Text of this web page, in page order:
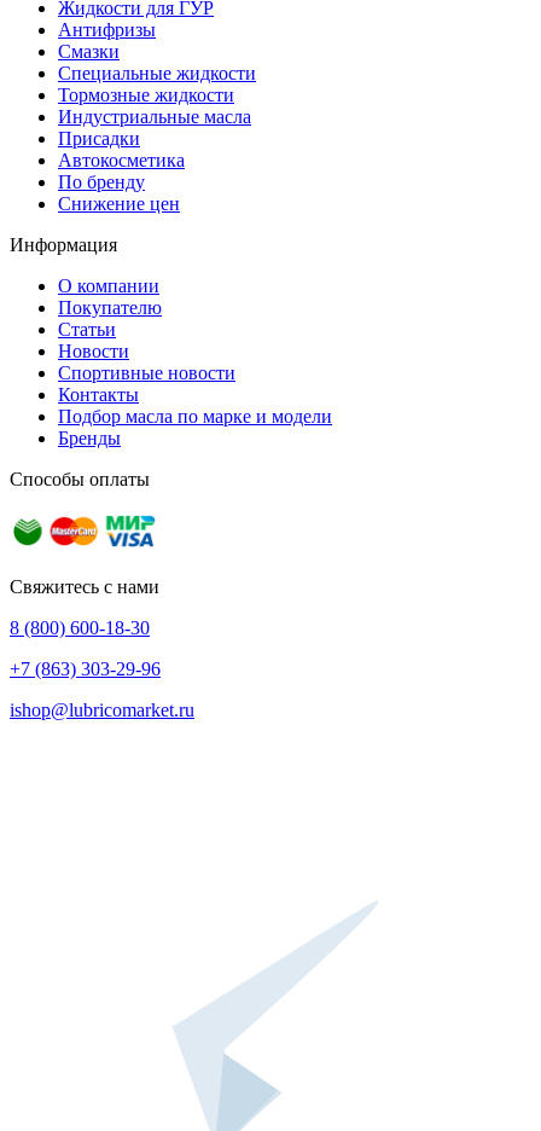
Жидкости для ГУР
Антифризы
Смазки
Специальные жидкости
Тормозные жидкости
Индустриальные масла
Присадки
Автокосметика
По бренду
Снижение цен
Информация
О компании
Покупателю
Статьи
Новости
Спортивные новости
Контакты
Подбор масла по марке и модели
Бренды
Способы оплаты
Свяжитесь с нами
8 (800) 600-18-30
+7 (863) 303-29-96
ishop@lubricomarket.ru